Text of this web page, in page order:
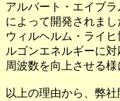
アルバート・エイブラ
によって開発されま
ウィルヘルム・ライ
ルゴンエネルギーに対
周波数を向上させる様
以上の理由から、弊